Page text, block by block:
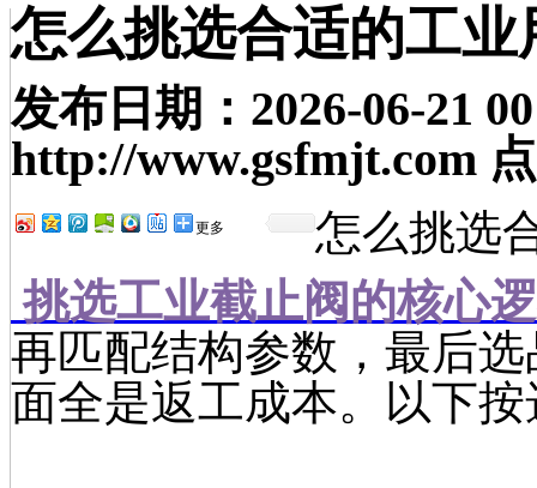
怎么挑选合适的工
发布日期： 2026-06-21
http://www.gsfmjt.com
更多
怎么挑选
挑选工业截止阀的核心
再匹配结构参数，最后
面全是返工成本。以下